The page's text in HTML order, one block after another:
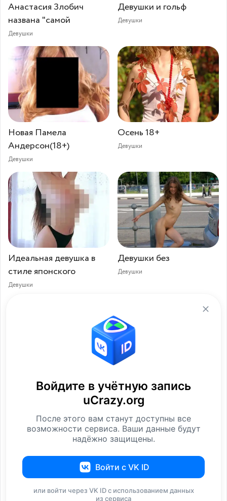
Анастасия Злобич
названа "самой
Девушки
Девушки и гольф
Девушки
Новая Памела
Андерсон(18+)
Девушки
Осень 18+
Девушки
Идеальная девушка в
стиле японского
Девушки
Девушки без
Девушки
Девушки & Тату
Девушки играют в
теннис...
Войдите в учётную запись
uCrazy.org
После этого вам станут доступны все
возможности сервиса. Ваши данные будут
надёжно защищены.
Войти с VK ID
или войти через VK ID с использованием данных
из сервиса